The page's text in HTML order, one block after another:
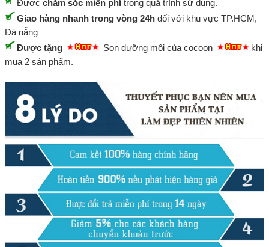
Được chăm sóc miễn phí trong quá trình sử dụng.
Giao hàng nhanh trong vòng 24h đối với khu vực TP.HCM,
Đà nẵng
Được tặng
Son dưỡng môi của cocoon
khi
mua 2 sản phẩm.